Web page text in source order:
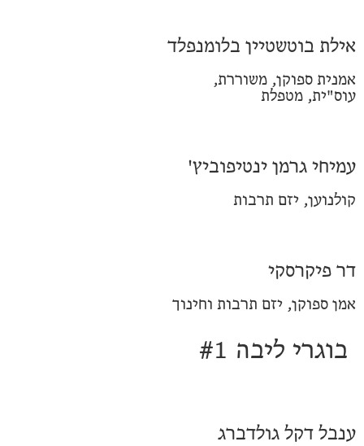
אילת בוטשטיין בלומנפלד
אמנית ספוקן, משוררת,
עוס"ית, מטפלת
עמיחי גרמן ינטיפוביץ'
קולנוען, יזם תרבות
דר פיקרסקי
אמן ספוקן, יזם תרבות וחינוך
בוגרי ליבה #1
ענבל דקל גולדברג